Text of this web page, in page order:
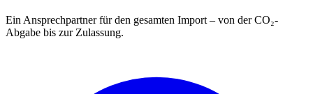
Ein Ansprechpartner für den gesamten Import – von der CO₂-
Abgabe bis zur Zulassung.